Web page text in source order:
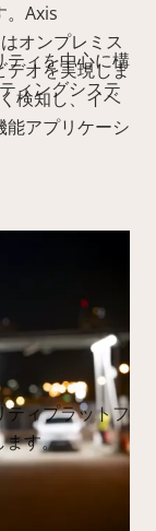
。Axis
オンプレミス
デオを実現しま
検知し、イベ
能アプリケーシ
ティを中心に構
ィングシステ
ティプラットフ
ます。